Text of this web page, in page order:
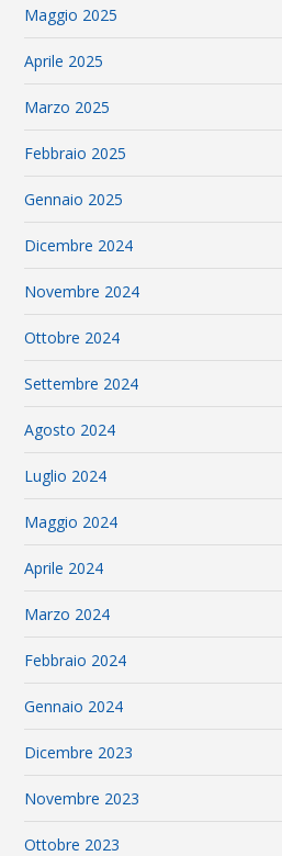
Maggio 2025
Aprile 2025
Marzo 2025
Febbraio 2025
Gennaio 2025
Dicembre 2024
Novembre 2024
Ottobre 2024
Settembre 2024
Agosto 2024
Luglio 2024
Maggio 2024
Aprile 2024
Marzo 2024
Febbraio 2024
Gennaio 2024
Dicembre 2023
Novembre 2023
Ottobre 2023